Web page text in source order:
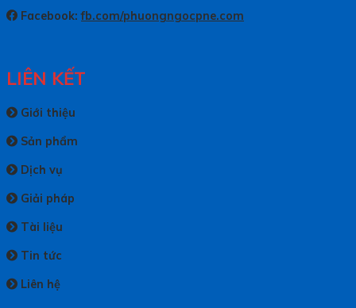
Facebook:fb.com/phuongngocpne.com
LIÊN KẾT
Giới thiệu
Sản phẩm
Dịch vụ
Giải pháp
Tài liệu
Tin tức
Liên hệ